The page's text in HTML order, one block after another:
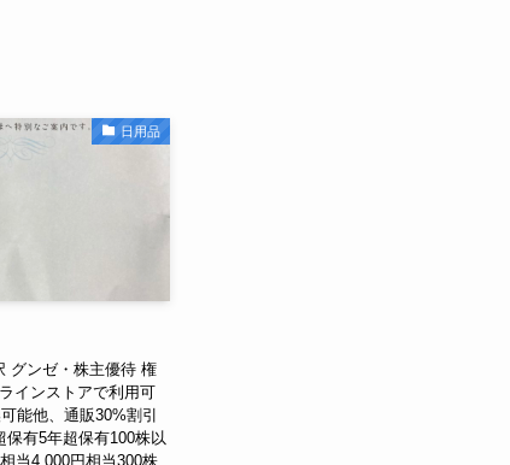
日用品
グンゼ・株主優待 権
インストアで利用可
能他、通販30%割引
有5年超保有100株以
当4,000円相当300株